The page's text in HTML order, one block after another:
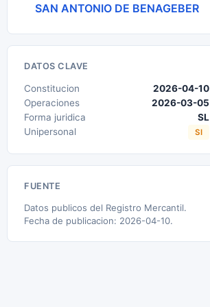
SAN ANTONIO DE BENAGEBER
DATOS CLAVE
Constitucion
2026-04-10
Operaciones
2026-03-05
Forma juridica
SL
Unipersonal
SI
FUENTE
Datos publicos del Registro Mercantil.
Fecha de publicacion: 2026-04-10.